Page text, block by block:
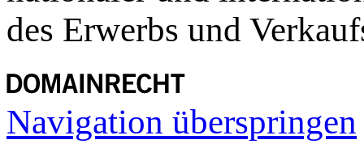
des Erwerbs und
Navigation überspringen